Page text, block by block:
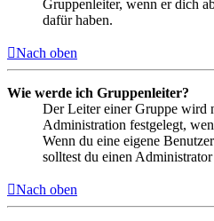
Gruppenleiter, wenn er dich
dafür haben.
Nach oben
Wie werde ich Gruppenleiter?
Der Leiter einer Gruppe wird
Administration festgelegt,
Wenn du eine eigene
solltest du einen
Nach oben